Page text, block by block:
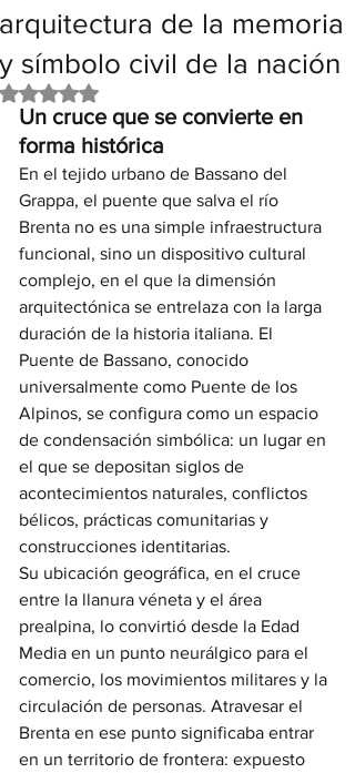
arquitectura de la memoria
y símbolo civil de la nación
Obtuvo NaN de 5 estrellas.
Un cruce que se convierte en
forma histórica
En el tejido urbano de Bassano del
Grappa, el puente que salva el río
Brenta no es una simple infraestructura
funcional, sino un dispositivo cultural
complejo, en el que la dimensión
arquitectónica se entrelaza con la larga
duración de la historia italiana. El
Puente de Bassano, conocido
universalmente como Puente de los
Alpinos, se configura como un espacio
de condensación simbólica: un lugar en
el que se depositan siglos de
acontecimientos naturales, conflictos
bélicos, prácticas comunitarias y
construcciones identitarias.
Su ubicación geográfica, en el cruce
entre la llanura véneta y el área
prealpina, lo convirtió desde la Edad
Media en un punto neurálgico para el
comercio, los movimientos militares y la
circulación de personas. Atravesar el
Brenta en ese punto significaba entrar
en un territorio de frontera: expuesto